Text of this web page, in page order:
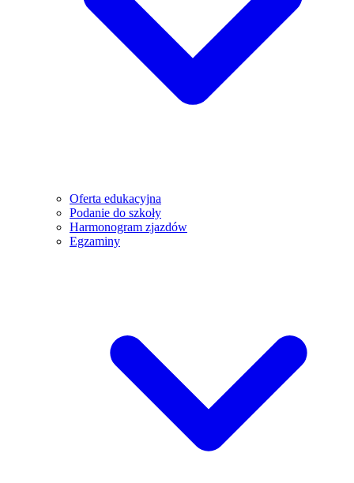
Oferta edukacyjna
Podanie do szkoły
Harmonogram zjazdów
Egzaminy